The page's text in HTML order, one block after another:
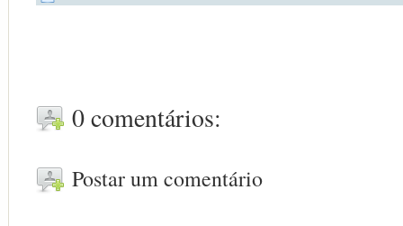
0 comentários:
Postar um comentário